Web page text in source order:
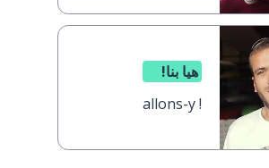
هيا بنا!
allons-y !